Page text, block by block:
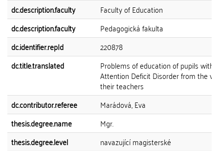
dc.description.faculty
Faculty of Education
dc.description.faculty
Pedagogická fakulta
dc.identifier.repId
220878
dc.title.translated
Problems of education of pupils with
Attention Deficit Disorder from the
their teachers
dc.contributor.referee
Marádová, Eva
thesis.degree.name
Mgr.
thesis.degree.level
navazující magisterské